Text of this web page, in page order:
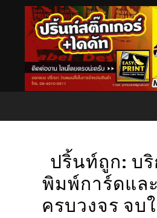
ปริ้นท์ถูก: บ
พิมพ์การ์ดแล
ครบวงจร จบ